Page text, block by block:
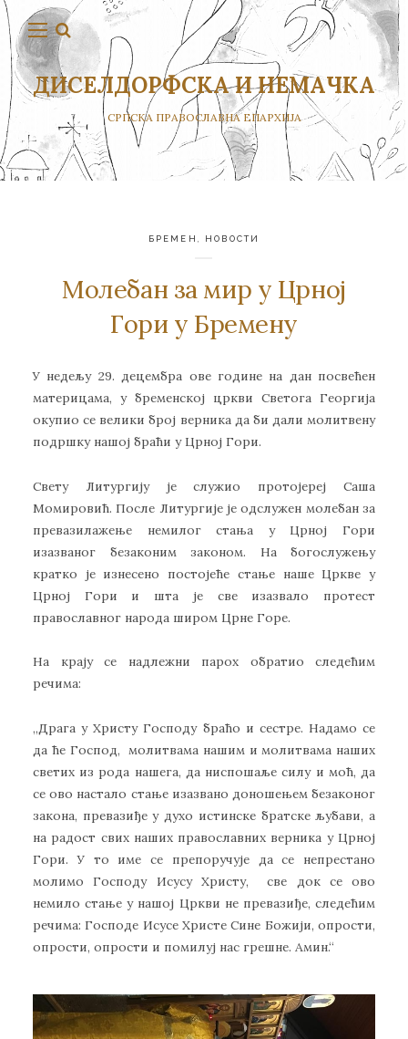
ДИСЕЛДОРФСКА И НЕМАЧКА
СРПСКА ПРАВОСЛАВНА ЕПАРХИЈА
БРЕМЕН НОВОСТИ
Молебан за мир у Црној
Гори у Бремену
У недељу 29. децембра ове године на дан посвећен
материцама, у бременској цркви Светога Георгија
окупио се велики број верника да би дали молитвену
подршку нашој браћи у Црној Гори.
Свету Литургију је служио протојереј Саша
Момировић. После Литургије је одслужен молебан за
превазилажење немилог стања у Црној Гори
изазваног безаконим законом. На богослужењу
кратко је изнесено постојеће стање наше Цркве у
Црној Гори и шта је све изазвало протест
православног народа широм Црне Горе.
На крају се надлежни парох обратио следећим
речима:
,,Драга у Христу Господу браћо и сестре. Надамо се
да ће Господ, молитвама нашим и молитвама наших
светих из рода нашега, да ниспошаље силу и моћ, да
се ово настало стање изазвано доношењем безаконог
закона, превазиђе у духо истинске братске љубави, а
на радост свих наших православних верника у Црној
Гори. У то име се препоручује да се непрестано
молимо Господу Исусу Христу, све док се ово
немило стање у нашој Цркви не превазиђе, следећим
речима: Господе Исусе Христе Сине Божији, опрости,
опрости, опрости и помилуј нас грешне. Амин.“